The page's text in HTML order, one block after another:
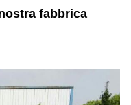
fabbrica